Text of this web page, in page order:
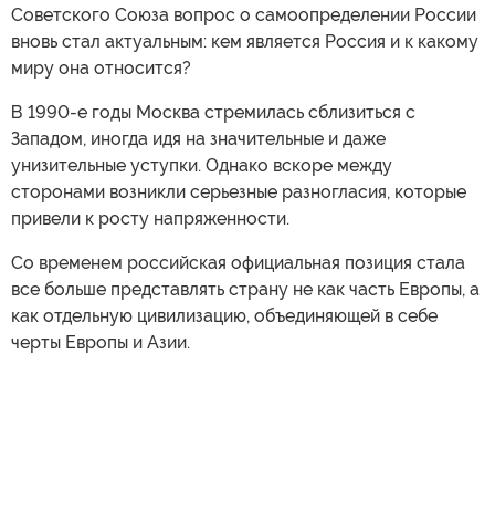
Советского Союза вопрос о самоопределении России
вновь стал актуальным: кем является Россия и к какому
миру она относится?
В 1990-е годы Москва стремилась сблизиться с
Западом, иногда идя на значительные и даже
унизительные уступки. Однако вскоре между
сторонами возникли серьезные разногласия, которые
привели к росту напряженности.
Со временем российская официальная позиция стала
все больше представлять страну не как часть Европы, а
как отдельную цивилизацию, объединяющей в себе
черты Европы и Азии.